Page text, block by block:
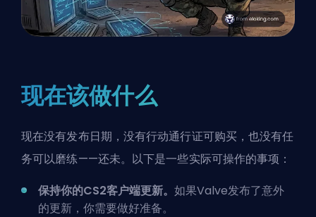
现在该做什么
现在没有发布日期，没有行动通行证可购买，也没有任
务可以磨练——还未。以下是一些实际可操作的事项：
保持你的CS2客户端更新。 如果Valve发布了意外
的更新，你需要做好准备。